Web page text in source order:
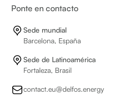
Ponte en contacto
Sede mundial
Barcelona, España
Sede de Latinoamérica
Fortaleza, Brasil
contact.eu@delfos.energy